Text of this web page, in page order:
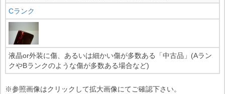
Cランク
液晶or外装に傷、あるいは細かい傷が多数ある「中古品」(Aラン
クやBランクのような傷が多数ある場合など)
※参照画像はクリックして拡大画像にてご確認下さい。